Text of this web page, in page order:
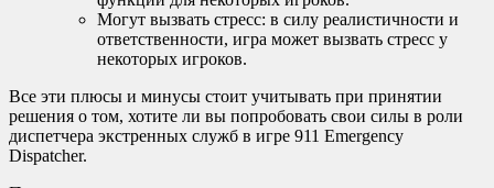
Могут вызвать стресс: в силу реалистичности и
ответственности, игра может вызвать стресс у
некоторых игроков.
Все эти плюсы и минусы стоит учитывать при принятии
решения о том, хотите ли вы попробовать свои силы в роли
диспетчера экстренных служб в игре 911 Emergency
Dispatcher.